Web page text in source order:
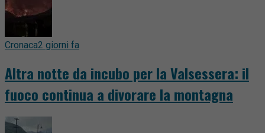
Cronaca2 giorni fa
Altra notte da incubo per la Valsessera: il
fuoco continua a divorare la montagna